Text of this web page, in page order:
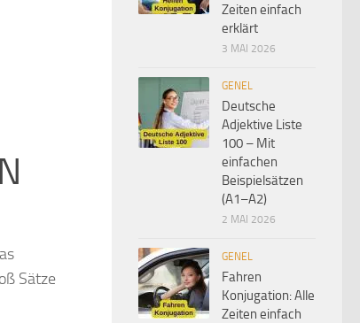
Sätze
Zeiten einfach
erklärt
3 MAI 2026
GENEL
Deutsche
Adjektive Liste
100 – Mit
einfachen
Beispielsätzen
(A1–A2)
2 MAI 2026
GENEL
Fahren
Konjugation: Alle
Zeiten einfach